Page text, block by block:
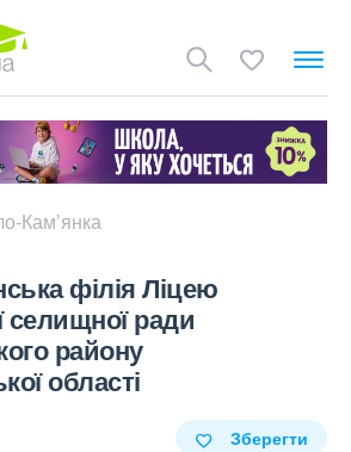
Кам’янка
філія Ліцею
селищної ради
району
області
Зберегти